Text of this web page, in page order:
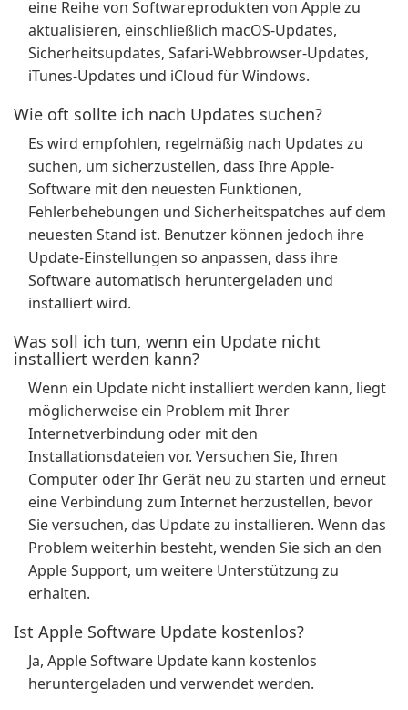
eine Reihe von Softwareprodukten von Apple zu
aktualisieren, einschließlich macOS-Updates,
Sicherheitsupdates, Safari-Webbrowser-Updates,
iTunes-Updates und iCloud für Windows.
Wie oft sollte ich nach Updates suchen?
Es wird empfohlen, regelmäßig nach Updates zu
suchen, um sicherzustellen, dass Ihre Apple-
Software mit den neuesten Funktionen,
Fehlerbehebungen und Sicherheitspatches auf dem
neuesten Stand ist. Benutzer können jedoch ihre
Update-Einstellungen so anpassen, dass ihre
Software automatisch heruntergeladen und
installiert wird.
Was soll ich tun, wenn ein Update nicht
installiert werden kann?
Wenn ein Update nicht installiert werden kann, liegt
möglicherweise ein Problem mit Ihrer
Internetverbindung oder mit den
Installationsdateien vor. Versuchen Sie, Ihren
Computer oder Ihr Gerät neu zu starten und erneut
eine Verbindung zum Internet herzustellen, bevor
Sie versuchen, das Update zu installieren. Wenn das
Problem weiterhin besteht, wenden Sie sich an den
Apple Support, um weitere Unterstützung zu
erhalten.
Ist Apple Software Update kostenlos?
Ja, Apple Software Update kann kostenlos
heruntergeladen und verwendet werden.